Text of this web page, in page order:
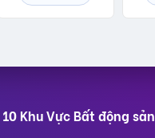
10 Khu Vực Bất động sản